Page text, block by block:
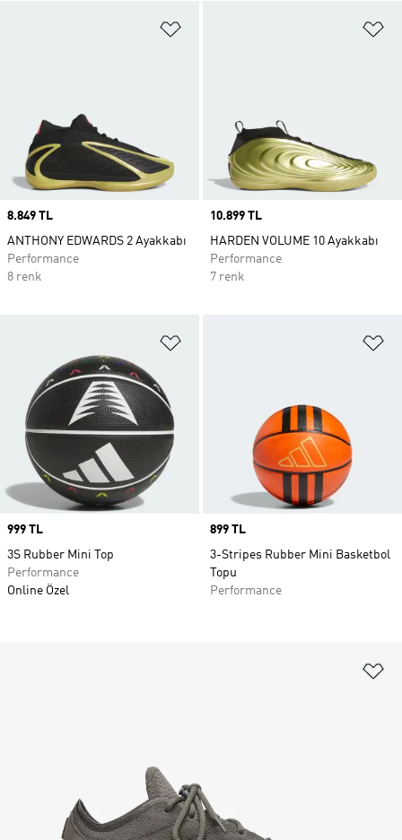
Price
8.849 TL
ANTHONY EDWARDS 2 Ayakkabı
Performance
8 renk
Price
10.899 TL
HARDEN VOLUME 10 Ayakkabı
Performance
7 renk
Price
999 TL
3S Rubber Mini Top
Performance
Online Özel
Price
899 TL
3-Stripes Rubber Mini Basketbol
Topu
Performance